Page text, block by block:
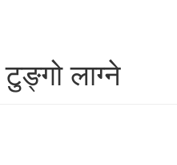
लाग्ने